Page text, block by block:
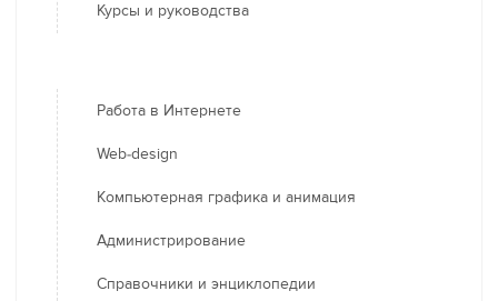
Курсы и руководства
Работа в Интернете
Web-design
Компьютерная графика и анимация
Администрирование
Справочники и энциклопедии